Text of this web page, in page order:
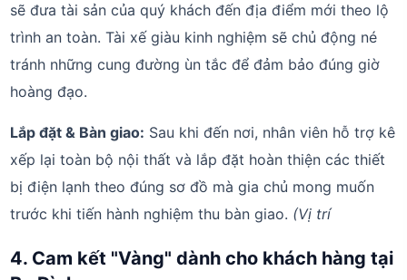
sẽ đưa tài sản của quý khách đến địa điểm mới theo lộ
trình an toàn. Tài xế giàu kinh nghiệm sẽ chủ động né
tránh những cung đường ùn tắc để đảm bảo đúng giờ
hoàng đạo.
Lắp đặt & Bàn giao: Sau khi đến nơi, nhân viên hỗ trợ kê
xếp lại toàn bộ nội thất và lắp đặt hoàn thiện các thiết
bị điện lạnh theo đúng sơ đồ mà gia chủ mong muốn
trước khi tiến hành nghiệm thu bàn giao. (Vị trí
4. Cam kết "Vàng" dành cho khách hàng tại